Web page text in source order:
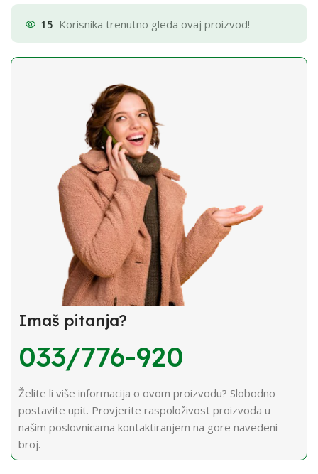
15 Korisnika trenutno gleda ovaj proizvod!
Imaš pitanja?
033/776-920
Želite li više informacija o ovom proizvodu? Slobodno
postavite upit. Provjerite raspoloživost proizvoda u
našim poslovnicama kontaktiranjem na gore navedeni
broj.